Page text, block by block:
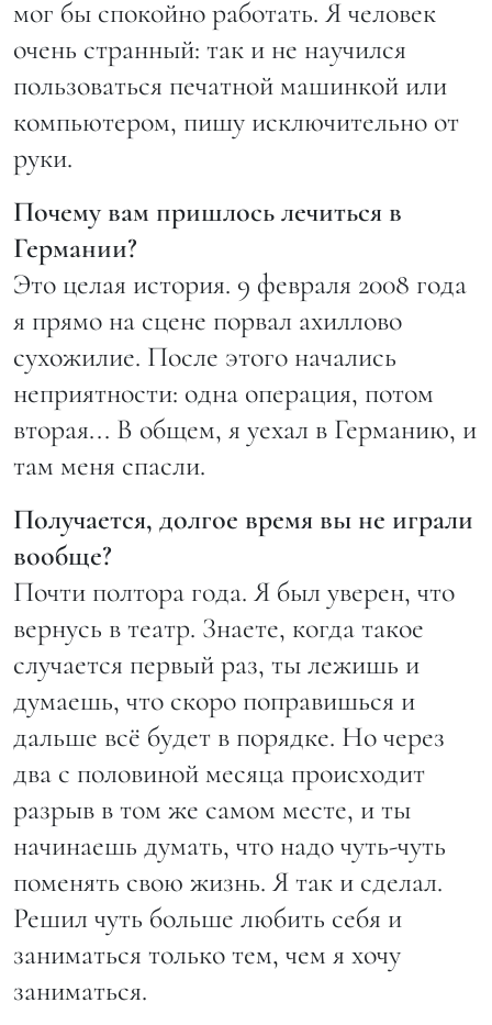
мог бы спокойно работать. Я человек
очень странный: так и не научился
пользоваться печатной машинкой или
компьютером, пишу исключительно от
руки.
Почему вам пришлось лечиться в
Германии?
Это целая история. 9 февраля 2008 года
я прямо на сцене порвал ахиллово
сухожилие. После этого начались
неприятности: одна операция, потом
вторая... В общем, я уехал в Германию, и
там меня спасли.
Получается, долгое время вы не играли
вообще?
Почти полтора года. Я был уверен, что
вернусь в театр. Знаете, когда такое
случается первый раз, ты лежишь и
думаешь, что скоро поправишься и
дальше всё будет в порядке. Но через
два с половиной месяца происходит
разрыв в том же самом месте, и ты
начинаешь думать, что надо чуть-чуть
поменять свою жизнь. Я так и сделал.
Решил чуть больше любить себя и
заниматься только тем, чем я хочу
заниматься.